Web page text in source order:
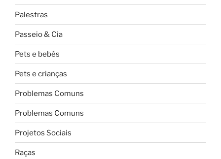
Palestras
Passeio & Cia
Pets e bebês
Pets e crianças
Problemas Comuns
Problemas Comuns
Projetos Sociais
Raças